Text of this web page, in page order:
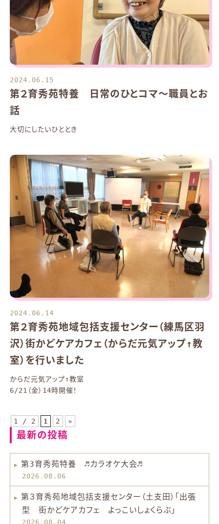
2024.06.15
第２育秀苑特養 日常のひとコマ～職員とお
話
大切にしたいひととき
2024.06.14
第２育秀苑地域包括支援センター（練馬区羽
沢）街かどケアカフェ（からだ元気アップ↑教
室）を行いました
からだ元気アップ↑教室
6/21（金）14時開催！
1 / 2 1 2 »
最新の投稿
第3育秀苑特養 ♬カラオケ大会♬
2026.08.06
第３育秀苑地域包括支援センター（土支田）「出張
型 街かどケアカフェ よっこいしょくらぶ」
2026.08.04